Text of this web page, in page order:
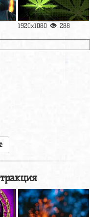
1920x1080 288